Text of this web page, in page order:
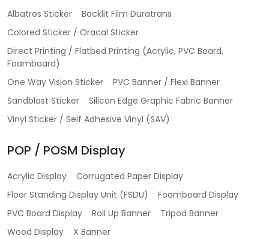
Albatros Sticker
Backlit Film Duratrans
Colored Sticker / Oracal Sticker
Direct Printing / Flatbed Printing (Acrylic, PVC Board,
Foamboard)
One Way Vision Sticker
PVC Banner / Flexi Banner
Sandblast Sticker
Silicon Edge Graphic Fabric Banner
Vinyl Sticker / Self Adhesive Vinyl (SAV)
POP / POSM Display
Acrylic Display
Corrugated Paper Display
Floor Standing Display Unit (FSDU)
Foamboard Display
PVC Board Display
Roll Up Banner
Tripod Banner
Wood Display
X Banner